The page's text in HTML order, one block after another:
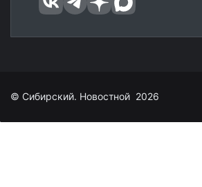
© Сибирский. Новостной 2026